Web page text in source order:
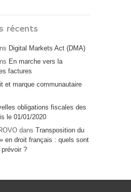
récents
Digital Markets Act (DMA)
En marche vers la
factures
et marque communautaire
obligations fiscales des
le 01/01/2020
dans Transposition du
en droit français : quels sont
?